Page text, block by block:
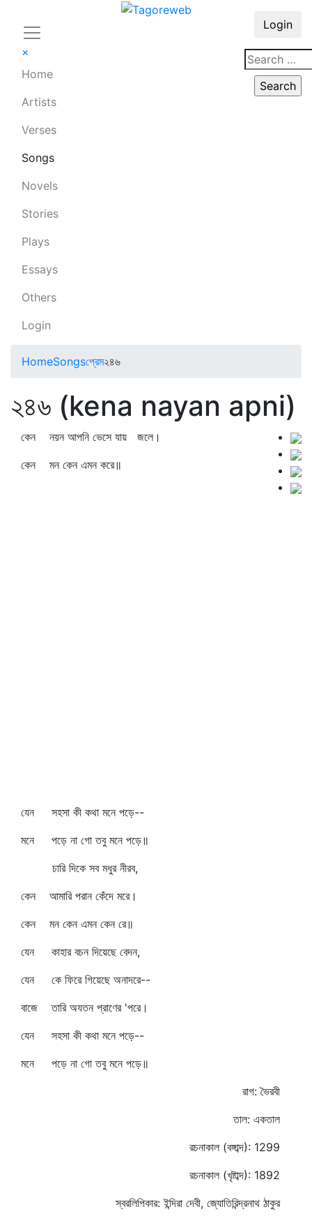
×
Home
Artists
Verses
Songs
Novels
Stories
Plays
Essays
Others
Login
Login
HomeSongsপ্রেম২৪৬
২৪৬ (kena nayan apni)
কেন নয়ন আপনি ভেসে যায় জলে।
কেন মন কেন এমন করে॥
যেন সহসা কী কথা মনে পড়ে--
মনে পড়ে না গো তবু মনে পড়ে॥
চারি দিকে সব মধুর নীরব,
কেন আমারি পরান কেঁদে মরে।
কেন মন কেন এমন কেন রে॥
যেন কাহার বচন দিয়েছে বেদন,
যেন কে ফিরে গিয়েছে অনাদরে--
বাজে তারি অযতন প্রাণের 'পরে।
যেন সহসা কী কথা মনে পড়ে--
মনে পড়ে না গো তবু মনে পড়ে॥
রাগ: ভৈরবী
তাল: একতাল
রচনাকাল (বঙ্গাব্দ): 1299
রচনাকাল (খৃষ্টাব্দ): 1892
স্বরলিপিকার: ইন্দিরা দেবী, জ্যোতিরিন্দ্রনাথ ঠাকুর